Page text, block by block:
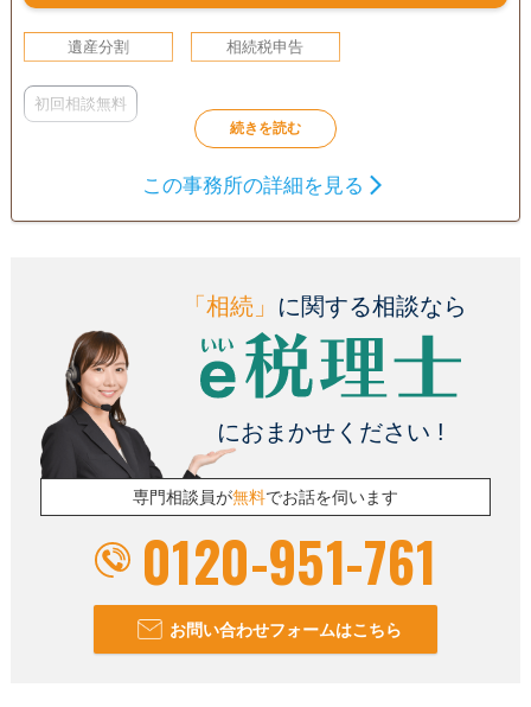
遺産分割 相続税申告
初回相談無料
この事務所の詳細を見る
「相続」 に関する相談なら
におまかせください !
専門相談員が無料でお話を伺います
0120-951-761
お問い合わせフォームはこちら